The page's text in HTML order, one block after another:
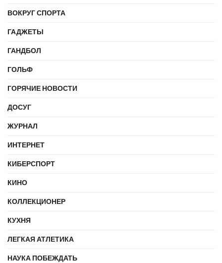
ВОКРУГ СПОРТА
ГАДЖЕТЫ
ГАНДБОЛ
ГОЛЬФ
ГОРЯЧИЕ НОВОСТИ
ДОСУГ
ЖУРНАЛ
ИНТЕРНЕТ
КИБЕРСПОРТ
КИНО
КОЛЛЕКЦИОНЕР
КУХНЯ
ЛЕГКАЯ АТЛЕТИКА
НАУКА ПОБЕЖДАТЬ